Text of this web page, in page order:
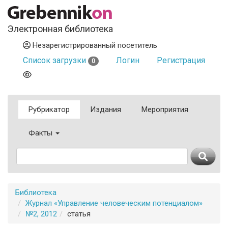
Электронная библиотека
Незарегистрированный посетитель
Список загрузки 0 Логин Регистрация
Рубрикатор Издания Мероприятия
Факты
Библиотека
Журнал «Управление человеческим потенциалом»
№2, 2012
статья